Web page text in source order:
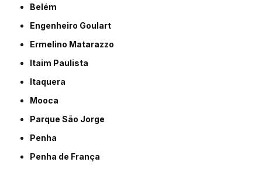
Belém
Engenheiro Goulart
Ermelino Matarazzo
Itaim Paulista
Itaquera
Mooca
Parque São Jorge
Penha
Penha de França